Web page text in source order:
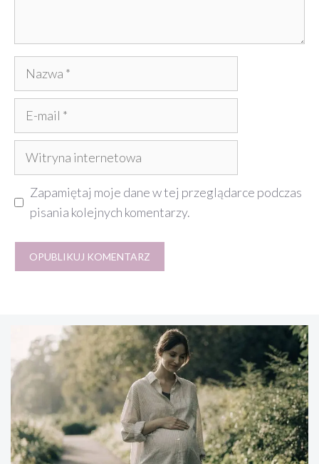
Nazwa
Witryna
internetowa
Zapamiętaj moje dane w tej przeglądarce podczas
pisania kolejnych komentarzy.